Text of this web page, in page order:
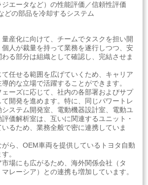
ジエータなど）の性能評価／信頼性評価
どの部品を冷却するシステム
量産化に向けて、チームでタスクを担い開
人が裁量を持って業務を遂行しつつ、安
る部分は組織として確認し、完結させま
て任せる範囲を広げていくため、キャリア
的な立場で活躍することができます。
ェーズに応じて、社内の各部署およびサプ
開発を進めます。特に、同じパワートレ
ステム開発室、電動機器設計室、電動ユ
価解析室は、互いに関連するユニット・
るため、業務全般で密に連携していま
がら、OEM車両を提供しているトヨタ自動
。
市場にも広がるため、海外関係会社（タ
レーシア）との連携も増加しています。